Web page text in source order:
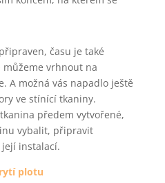
času je také
můžeme vrhnout na
A možná vás napadlo ještě
ve stínící tkaniny.
předem vytvořené,
vybalit, připravit
její instalací.
plotu